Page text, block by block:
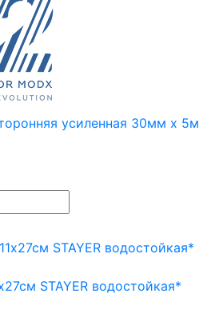
усиленная 30мм х 5м
STAYER водостойкая*